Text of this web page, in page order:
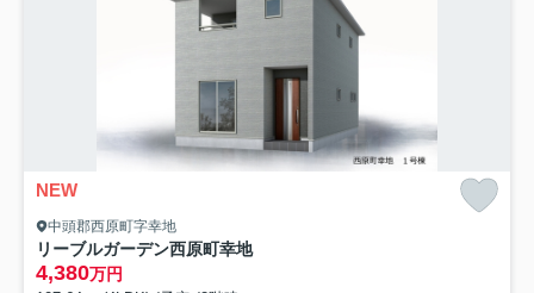
NEW
中頭郡西原町字幸地
リーブルガーデン西原町幸地
4,380万円